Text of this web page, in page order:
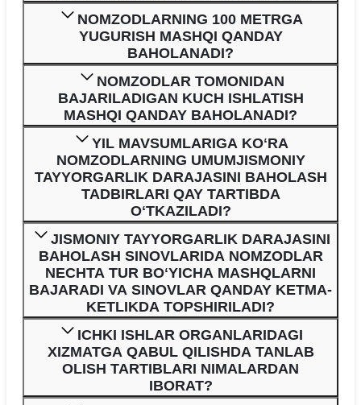
NOMZODLARNING 100 METRGA
YUGURISH MASHQI QANDAY
BAHOLANADI?
NOMZODLAR TOMONIDAN
BAJARILADIGAN KUCH ISHLATISH
MASHQI QANDAY BAHOLANADI?
YIL MAVSUMLARIGA KOʻRA
NOMZODLARNING UMUMJISMONIY
TAYYORGARLIK DARAJASINI BAHOLASH
TADBIRLARI QAY TARTIBDA
OʻTKAZILADI?
JISMONIY TAYYORGARLIK DARAJASINI
BAHOLASH SINOVLARIDA NOMZODLAR
NECHTA TUR BOʻYICHA MASHQLARNI
BAJARADI VA SINOVLAR QANDAY KETMA-
KETLIKDA TOPSHIRILADI?
ICHKI ISHLAR ORGANLARIDAGI
XIZMATGA QABUL QILISHDA TANLAB
OLISH TARTIBLARI NIMALARDAN
IBORAT?